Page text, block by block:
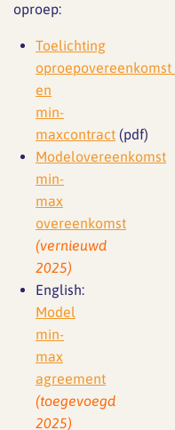
oproep:
Toelichting
en
min-
maxcontract (pdf)
Modelovereenkomst
min-
max
overeenkomst
(vernieuwd
2025)
English:
Model
min-
max
agreement
(toegevoegd
2025)